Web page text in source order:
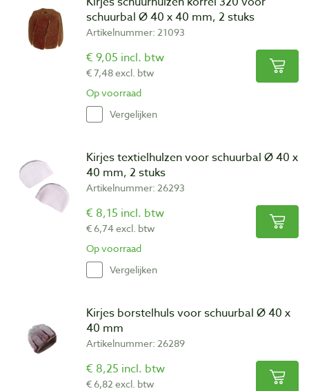
schuurbal Ø 40 x 40 mm, 2 stuks
Artikelnummer: 21093
€ 9,05 incl. btw
€ 7,48 excl. btw
Op voorraad
Vergelijken
Kirjes textielhulzen voor schuurbal Ø 40 x
40 mm, 2 stuks
Artikelnummer: 26293
€ 8,15 incl. btw
€ 6,74 excl. btw
Op voorraad
Vergelijken
Kirjes borstelhuls voor schuurbal Ø 40 x
40 mm
Artikelnummer: 26289
€ 8,25 incl. btw
€ 6,82 excl. btw